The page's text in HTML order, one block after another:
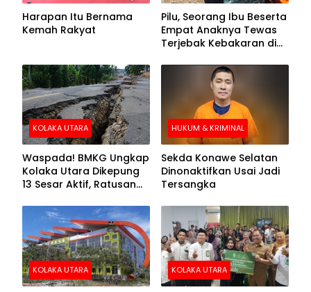
Harapan Itu Bernama
Kemah Rakyat
Pilu, Seorang Ibu Beserta
Empat Anaknya Tewas
Terjebak Kebakaran di
KOLAKA UTARA
Waspada! BMKG Ungkap
Kolaka Utara Dikepung
13 Sesar Aktif, Ratusan
HUKUM & KRIMINAL
Sekda Konawe Selatan
Dinonaktifkan Usai Jadi
Tersangka
KOLAKA UTARA KOLAKA UTARA